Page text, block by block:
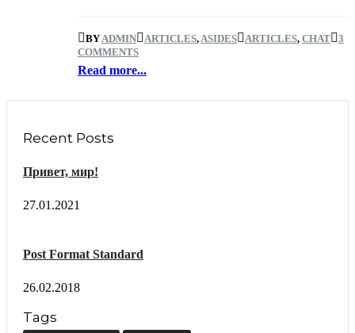
BY ADMIN ARTICLES, ASIDES ARTICLES, CHAT
3
COMMENTS
Read more...
Recent Posts
Привет, мир!
27.01.2021
Post Format Standard
26.02.2018
Tags